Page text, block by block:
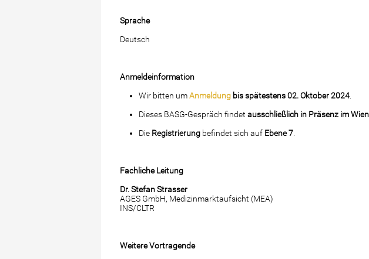
Sprache
Deutsch
Anmeldeinformation
Wir bitten umAnmeldung bis spätestens 02. Oktober 2024.
Dieses BASG-Gespräch findet ausschließlich in Präsenz im
Die Registrierung befindet sich auf Ebene 7.
Fachliche Leitung
Dr. Stefan Strasser
AGES GmbH, Medizinmarktaufsicht (MEA)
INS/CLTR
Weitere Vortragende